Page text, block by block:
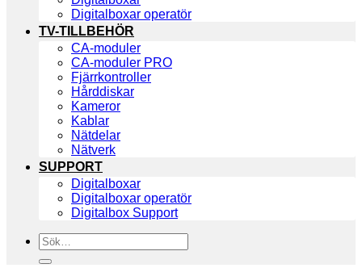
Digitalboxar operatör
TV-TILLBEHÖR
CA-moduler
CA-moduler PRO
Fjärrkontroller
Hårddiskar
Kameror
Kablar
Nätdelar
Nätverk
SUPPORT
Digitalboxar
Digitalboxar operatör
Digitalbox Support
Sök
efter: